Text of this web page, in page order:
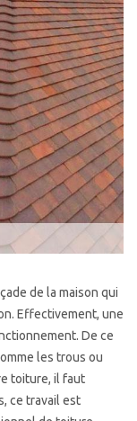
de la maison qui
Effectivement, une
De ce
les trous ou
toiture, il faut
ce travail est